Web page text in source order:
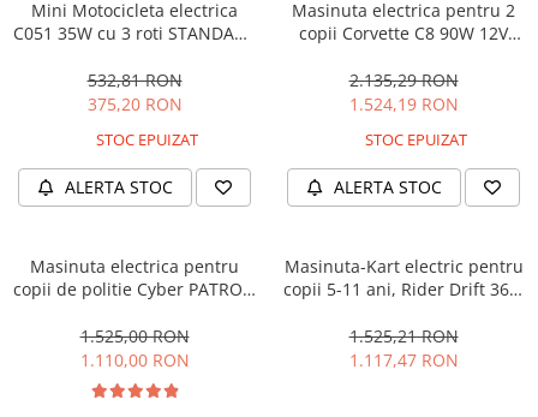
Mini Motocicleta electrica
C051 35W cu 3 roti STANDARD
532,81 RON
375,20 RON
STOC EPUIZAT
ALERTA STOC
Masinuta electrica pentru 2
copii Corvette C8 90W 12V
2.135,29 RON
1.524,19 RON
STOC EPUIZAT
ALERTA STOC
Masinuta electrica pentru
copii de politie Cyber PATROL,
90W, 12V, Black & White
1.525,00 RON
1.110,00 RON
Masinuta-Kart electric pentru
copii 5-11 ani, Rider Drift 360,
1.525,21 RON
1.117,47 RON